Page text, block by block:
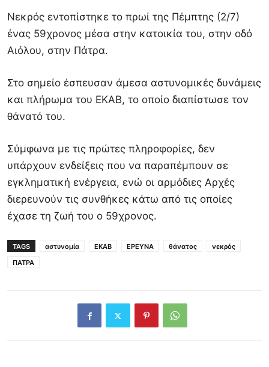
Νεκρός εντοπίστηκε το πρωί της Πέμπτης (2/7)
ένας 59χρονος μέσα στην κατοικία του, στην οδό
Αιόλου, στην Πάτρα.
Στο σημείο έσπευσαν άμεσα αστυνομικές δυνάμεις
και πλήρωμα του ΕΚΑΒ, το οποίο διαπίστωσε τον
θάνατό του.
Σύμφωνα με τις πρώτες πληροφορίες, δεν
υπάρχουν ενδείξεις που να παραπέμπουν σε
εγκληματική ενέργεια, ενώ οι αρμόδιες Αρχές
διερευνούν τις συνθήκες κάτω από τις οποίες
έχασε τη ζωή του ο 59χρονος.
TAGS αστυνομία ΕΚΑΒ ΕΡΕΥΝΑ θάνατος
νεκρός
ΠΑΤΡΑ